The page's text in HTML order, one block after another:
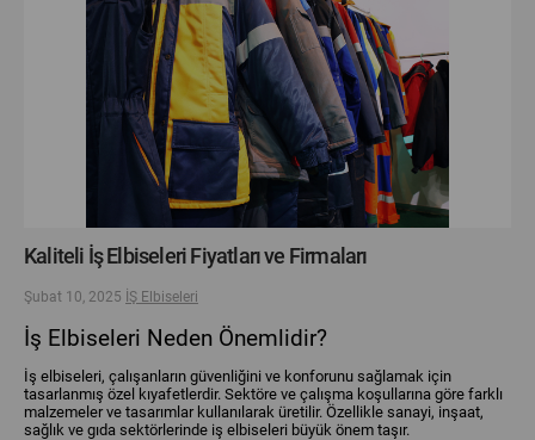
Kaliteli İş Elbiseleri Fiyatları ve Firmaları
Şubat 10, 2025 İŞ Elbiseleri
İş Elbiseleri Neden Önemlidir?
İş elbiseleri, çalışanların güvenliğini ve konforunu sağlamak için
tasarlanmış özel kıyafetlerdir. Sektöre ve çalışma koşullarına göre farklı
malzemeler ve tasarımlar kullanılarak üretilir. Özellikle sanayi, inşaat,
sağlık ve gıda sektörlerinde iş elbiseleri büyük önem taşır.